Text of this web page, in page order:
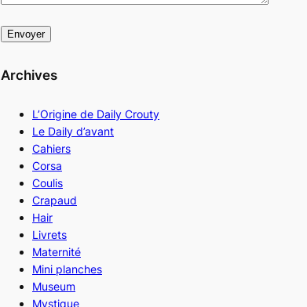
Archives
L’Origine de Daily Crouty
Le Daily d’avant
Cahiers
Corsa
Coulis
Crapaud
Hair
Livrets
Maternité
Mini planches
Museum
Mystique